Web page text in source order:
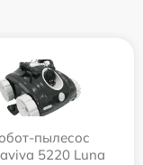
пылесос
5220 Luna